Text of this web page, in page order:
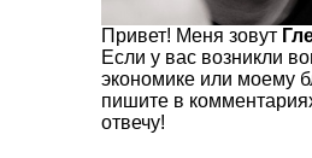
Привет! Меня зовут
Если у вас возникли
экономике или моему
пишите в
отвечу!